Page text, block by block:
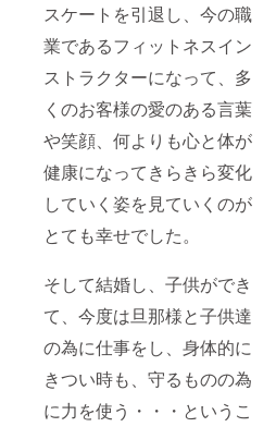
スケートを引退し、今の職
業であるフィットネスイン
ストラクターになって、多
くのお客様の愛のある言葉
や笑顔、何よりも心と体が
健康になってきらきら変化
していく姿を見ていくのが
とても幸せでした。
そして結婚し、子供ができ
て、今度は旦那様と子供達
の為に仕事をし、身体的に
きつい時も、守るものの為
に力を使う・・・というこ